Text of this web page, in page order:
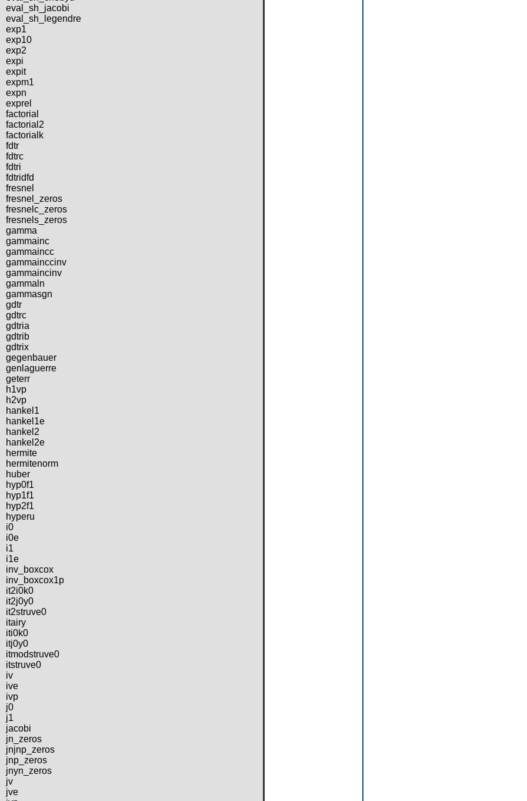
eval_sh_jacobi
eval_sh_legendre
exp1
exp10
exp2
expi
expit
expm1
expn
exprel
factorial
factorial2
factorialk
fdtr
fdtrc
fdtri
fdtridfd
fresnel
fresnel_zeros
fresnelc_zeros
fresnels_zeros
gamma
gammainc
gammaincc
gammainccinv
gammaincinv
gammaln
gammasgn
gdtr
gdtrc
gdtria
gdtrib
gdtrix
gegenbauer
genlaguerre
geterr
h1vp
h2vp
hankel1
hankel1e
hankel2
hankel2e
hermite
hermitenorm
huber
hyp0f1
hyp1f1
hyp2f1
hyperu
i0
i0e
i1
i1e
inv_boxcox
inv_boxcox1p
it2i0k0
it2j0y0
it2struve0
itairy
iti0k0
itj0y0
itmodstruve0
itstruve0
iv
ive
ivp
j0
j1
jacobi
jn_zeros
jnjnp_zeros
jnp_zeros
jnyn_zeros
jv
jve